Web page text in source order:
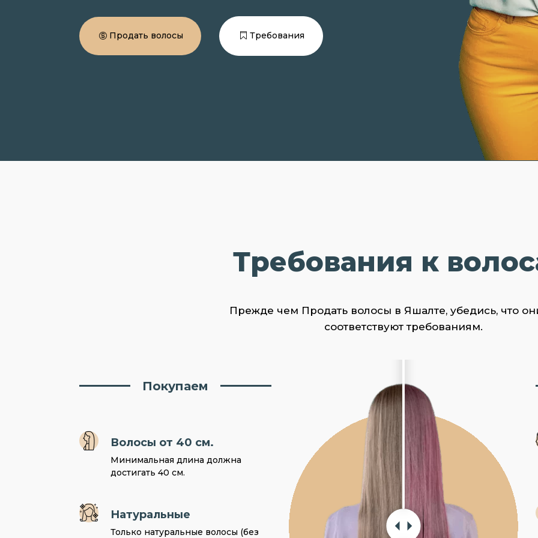
Продать волосы Требования
Требования к
Прежде чем Продать волосы в Яшалте, убедись, что
соответствуют требованиям.
Покупаем
Волосы от 40 см.
Минимальная длина должна
достигать 40 см.
Натуральные
Только натуральные волосы (без